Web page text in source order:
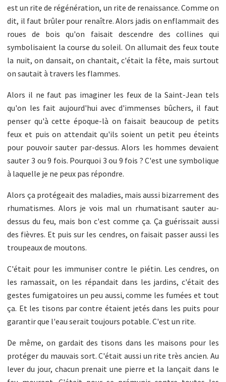
est un rite de régénération, un rite de renaissance. Comme on
dit, il faut brûler pour renaître. Alors jadis on enflammait des
roues de bois qu'on faisait descendre des collines qui
symbolisaient la course du soleil. On allumait des feux toute
la nuit, on dansait, on chantait, c'était la fête, mais surtout
on sautait à travers les flammes.
Alors il ne faut pas imaginer les feux de la Saint-Jean tels
qu'on les fait aujourd'hui avec d'immenses bûchers, il faut
penser qu'à cette époque-là on faisait beaucoup de petits
feux et puis on attendait qu'ils soient un petit peu éteints
pour pouvoir sauter par-dessus. Alors les hommes devaient
sauter 3 ou 9 fois. Pourquoi 3 ou 9 fois ? C'est une symbolique
à laquelle je ne peux pas répondre.
Alors ça protégeait des maladies, mais aussi bizarrement des
rhumatismes. Alors je vois mal un rhumatisant sauter au-
dessus du feu, mais bon c'est comme ça. Ça guérissait aussi
des fièvres. Et puis sur les cendres, on faisait passer aussi les
troupeaux de moutons.
C'était pour les immuniser contre le piétin. Les cendres, on
les ramassait, on les répandait dans les jardins, c'était des
gestes fumigatoires un peu aussi, comme les fumées et tout
ça. Et les tisons par contre étaient jetés dans les puits pour
garantir que l'eau serait toujours potable. C'est un rite.
De même, on gardait des tisons dans les maisons pour les
protéger du mauvais sort. C'était aussi un rite très ancien. Au
lever du jour, chacun prenait une pierre et la lançait dans le